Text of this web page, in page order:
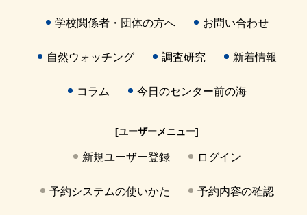
学校関係者・団体の方へ お問い合わせ
自然ウォッチング 調査研究 新着情報
コラム 今日のセンター前の海
[ユーザーメニュー]
新規ユーザー登録 ログイン
予約システムの使いかた 予約内容の確認